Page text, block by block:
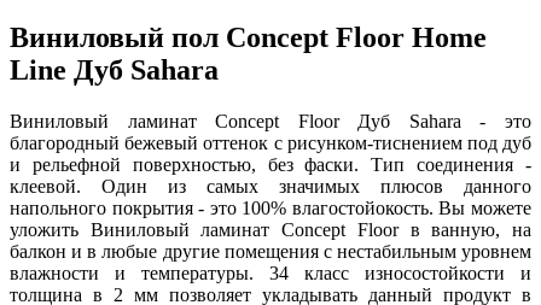
Виниловый пол Concept Floor Home
Line Дуб Sahara
Виниловый ламинат Concept Floor Дуб Sahara - это
благородный бежевый оттенок с рисунком-тиснением под дуб
и рельефной поверхностью, без фаски. Тип соединения -
клеевой. Один из самых значимых плюсов данного
напольного покрытия - это 100% влагостойокость. Вы можете
уложить Виниловый ламинат Concept Floor в ванную, на
балкон и в любые другие помещения с нестабильным уровнем
влажности и температуры. 34 класс износостойкости и
толщина в 2 мм позволяет укладывать данный продукт в